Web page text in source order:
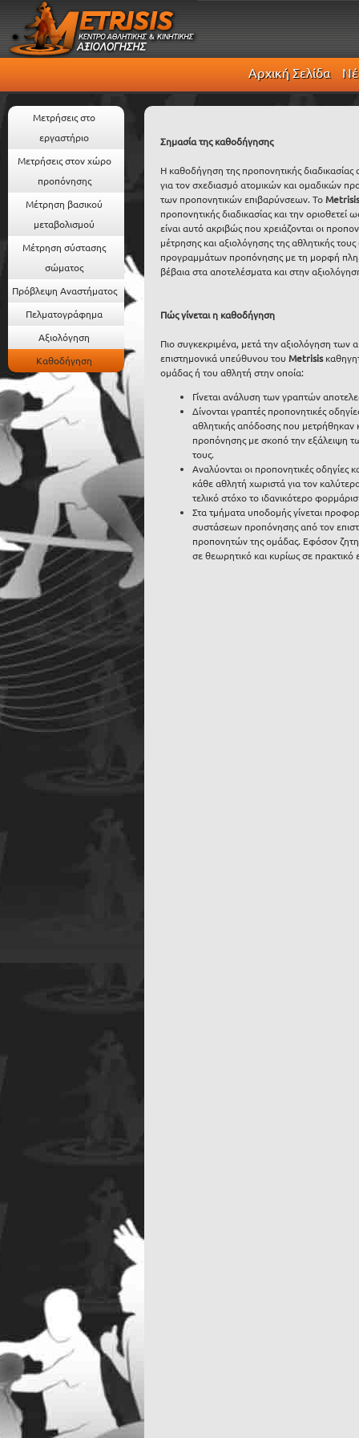
Αρχική Σελίδα
Μετρήσεις στο
εργαστήριο
Μετρήσεις στον χώρο
προπόνησης
Μέτρηση βασικού
μεταβολισμού
Μέτρηση σύστασης
σώματος
Πρόβλεψη Αναστήματος
Πελματογράφημα
Αξιολόγηση
Καθοδήγηση
Σημασία της καθοδήγησης
Η καθοδήγηση της προπονητικής
για τον σχεδιασμό ατομικών και ομαδικών
των προπονητικών επιβαρύνσεων. ΤοMetrisis
προπονητικής διαδικασίας και την οριοθετεί
είναι αυτό ακριβώς που χρειάζονται οι
μέτρησης και αξιολόγησης της αθλητικής
προγραμμάτων προπόνησης με τη μορφή
βέβαια στα αποτελέσματα και στην
Πώς γίνεται η καθοδήγηση
Πιο συγκεκριμένα, μετά την αξιολόγηση των
επιστημονικά υπεύθυνου του Metrisis
ομάδας ή του αθλητή στην οποία:
Γίνεται ανάλυση των γραπτών
Δίνονται γραπτές προπονητικές
αθλητικής απόδοσης που μετρήθηκαν
προπόνησης με σκοπό την εξάλειψη
τους.
Αναλύονται οι προπονητικές οδηγίες
κάθε αθλητή χωριστά για τον
τελικό στόχο το ιδανικότερο
Στα τμήματα υποδομής γίνεται
συστάσεων προπόνησης από τον
προπονητών της ομάδας. Εφόσον
σε θεωρητικό και κυρίως σε πρακτικό